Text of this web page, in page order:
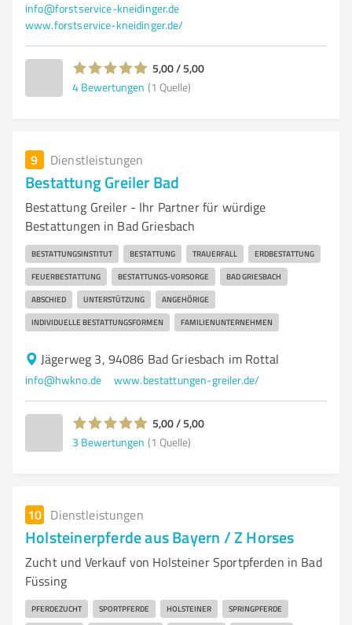
info@forstservice-kneidinger.de
www.forstservice-kneidinger.de/
5,00 / 5,00
4 Bewertungen (1 Quelle)
9 Dienstleistungen
Bestattung Greiler Bad
Bestattung Greiler - Ihr Partner für würdige
Bestattungen in Bad Griesbach
BESTATTUNGSINSTITUT BESTATTUNG TRAUERFALL ERDBESTATTUNG
FEUERBESTATTUNG BESTATTUNGS-VORSORGE BAD GRIESBACH
ABSCHIED UNTERSTÜTZUNG ANGEHÖRIGE
INDIVIDUELLE BESTATTUNGSFORMEN FAMILIENUNTERNEHMEN
Jägerweg 3, 94086 Bad Griesbach im Rottal
info@hwkno.de www.bestattungen-greiler.de/
5,00 / 5,00
3 Bewertungen (1 Quelle)
10 Dienstleistungen
Holsteinerpferde aus Bayern / Z Horses
Zucht und Verkauf von Holsteiner Sportpferden in Bad
Füssing
PFERDEZUCHT SPORTPFERDE HOLSTEINER SPRINGPFERDE